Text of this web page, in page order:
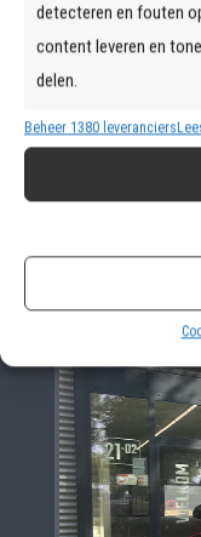
detecteren en fouten
content leveren en
delen.
Beheer 1380 leveranciers